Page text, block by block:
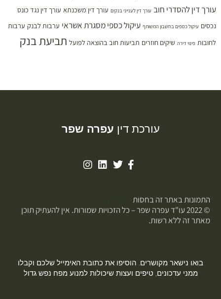
עורך דין להסדרי חוב עורך דין לענייני בנקים עורך דין משכנתא עורך דין נגד כונס
נכסים עיקול כספים בחשבון המשותף עיקול כספי מסגרת אשראי ערבות לבנק ערבות
לחובות פינוי דירה שיקים חוזרים תביעות חוב בהוצאה לפועל תביעת בנק
עורכת דין עפרה שפר
התמונות באתר זה בחסות
© 2022 עו"ד עפרה שפר – כל הזכויות שמורות. אין להעתיק תוכן
מאתר זה ללא רשות.
בואו נישאר מקושרים. הוסיפו את כתובת האימייל שלכם וקבלו
ממני עדכונים, טיפים ועצות שיכולות למנוע מפח נפש גדול